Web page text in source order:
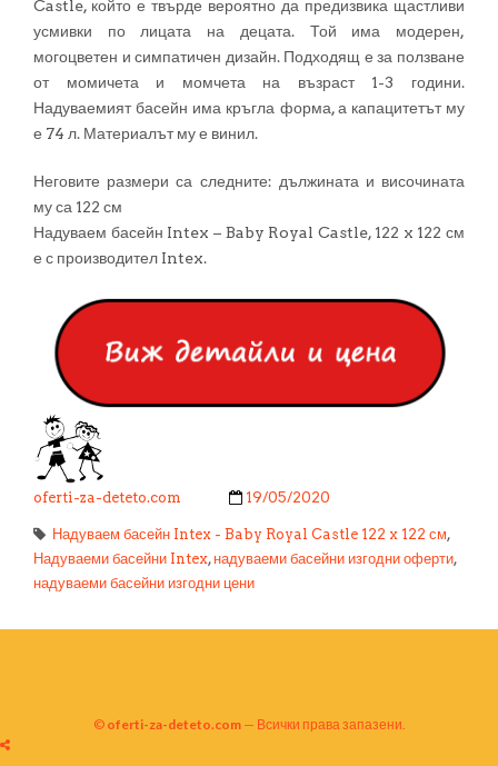
Castle, който е твърде вероятно да предизвика щастливи
усмивки по лицата на децата. Той има модерен,
могоцветен и симпатичен дизайн. Подходящ е за ползване
от момичета и момчета на възраст 1-3 години.
Надуваемият басейн има кръгла форма, а капацитетът му
е 74 л. Материалът му е винил.
Неговите размери са следните: дължината и височината
му са 122 см
Надуваем басейн Intex – Baby Royal Castle, 122 x 122 см
е с производител Intex.
oferti-za-deteto.com 19/05/2020
Надуваем басейн Intex - Baby Royal Castle 122 x 122 см,
Надуваеми басейни Intex, надуваеми басейни изгодни оферти,
надуваеми басейни изгодни цени
© oferti-za-deteto.com— Всички права запазени.